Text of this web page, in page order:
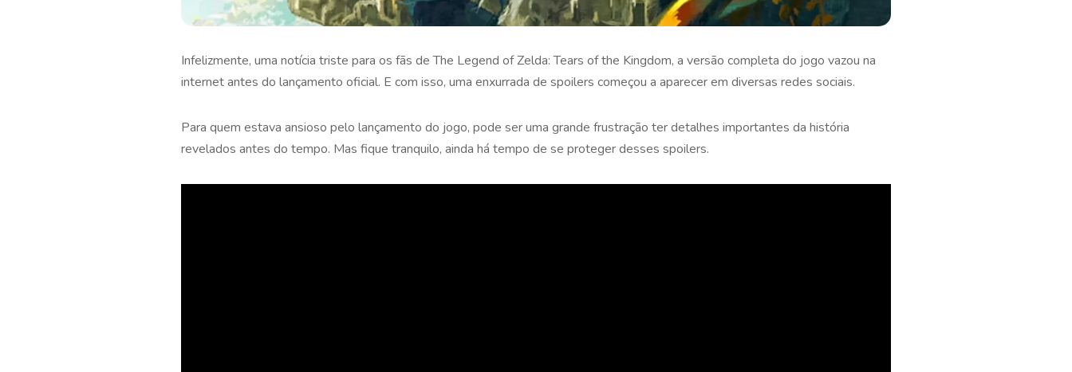
Infelizmente, uma notícia triste para os fãs de The Legend of Zelda: Tears of the Kingdom, a versão completa do jogo vazou na
internet antes do lançamento oficial. E com isso, uma enxurrada de spoilers começou a aparecer em diversas redes sociais.
Para quem estava ansioso pelo lançamento do jogo, pode ser uma grande frustração ter detalhes importantes da história
revelados antes do tempo. Mas fique tranquilo, ainda há tempo de se proteger desses spoilers.